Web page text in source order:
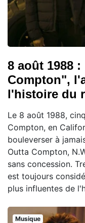
8 août 1988
Compton",
l'histoire du
Le 8 août 1988,
Compton, en
bouleverser à
Outta Compton,
sans concession.
est toujours
plus influentes de
Musique